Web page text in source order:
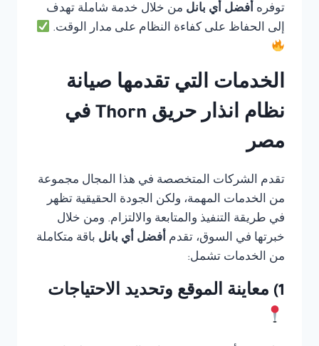
توفره أفضل أي بانل من خلال خدمة شاملة تهدف
إلى الحفاظ على كفاءة النظام على مدار الوقت.
الخدمات التي تقدمها صيانة
نظام انذار حريق Thorn في
مصر
تقدم الشركات المتخصصة في هذا المجال مجموعة
من الخدمات المهمة، ولكن الجودة الحقيقية تظهر
في طريقة التنفيذ والمتابعة والالتزام. ومن خلال
خبرتها في السوق، تقدم أفضل أي بانل باقة متكاملة
من الخدمات تشمل:
1) معاينة الموقع وتحديد الاحتياجات